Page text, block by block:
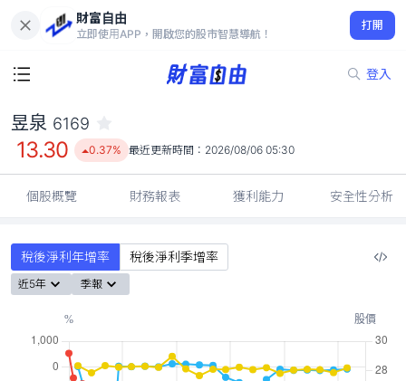
財富自由
立即使用APP，開啟您的股市智慧導航！
打開
登入
13.30
0.37%
昱泉 6169
13.30 0.37% 最近更新時間： 2026/08/06 05:30
個股概覽 財務報表 獲利能力 安全性分析
稅後淨利年增率 稅後淨利季增率
近5年 季報